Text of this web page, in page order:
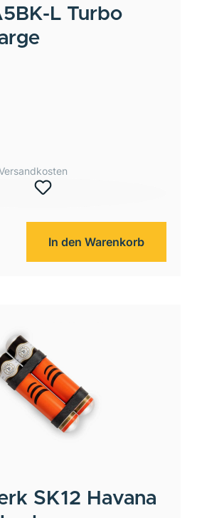
L Turbo
In den Warenkorb
SK12 Havana